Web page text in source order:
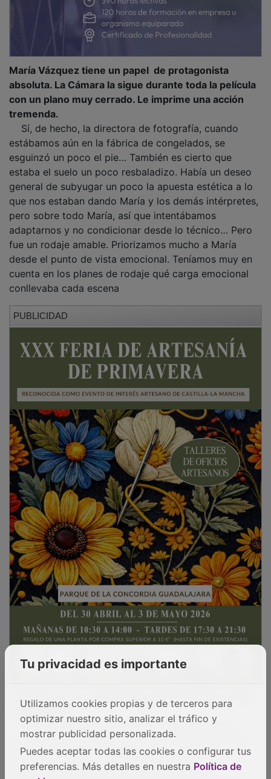
absoluta. La Cámara la sigue durante toda la película
con un plano muy cerrado. Le imprime una acción
tremenda.
Sí, de hecho, la directora de fotografía, cuando
estábamos aún en la fábrica de congelados, se
esguinzó un poco el pie… También es cierto que
estaba el suelo un poco resbaladizo. Había un deseo
general de subyugar un poco la apuesta estética a lo
que nos estaban dando María y los demás intérpretes,
pero sobre todo María, así que intentábamos
adaptarnos y no condicionar desde lo técnico… Pero
fue un rodaje amable. Priorizamos mucho a María
desde el punto de vista emocional. Teníamos muy en
cuenta en los planes de rodaje qué carga emocional
conllevaba cada escena
sois de Vigo.
La conocía de antes porque en el cortometraje
previo a Matria, en algunas escenas, aparecía su hijo.
Y en el 2018 edité una película en la que ella era
protagonista, así que ahí empezamos a tener
contacto. Yo la tenía bastante enfilada y antes de los
Tu privacidad es importante
Utilizamos cookies propias y de terceros para
optimizar nuestro sitio, analizar el tráfico y
mostrar publicidad personalizada.
Puedes aceptar todas las cookies o configurar tus
preferencias. Más detalles en nuestra Política de